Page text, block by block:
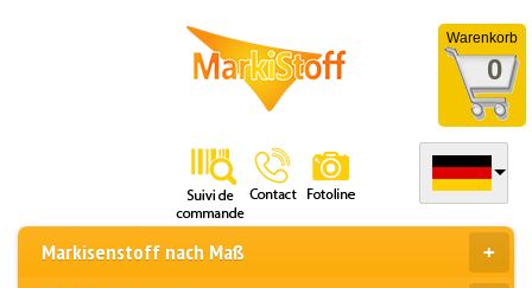
Warenkorb
0
Markisenstoff nach Maß